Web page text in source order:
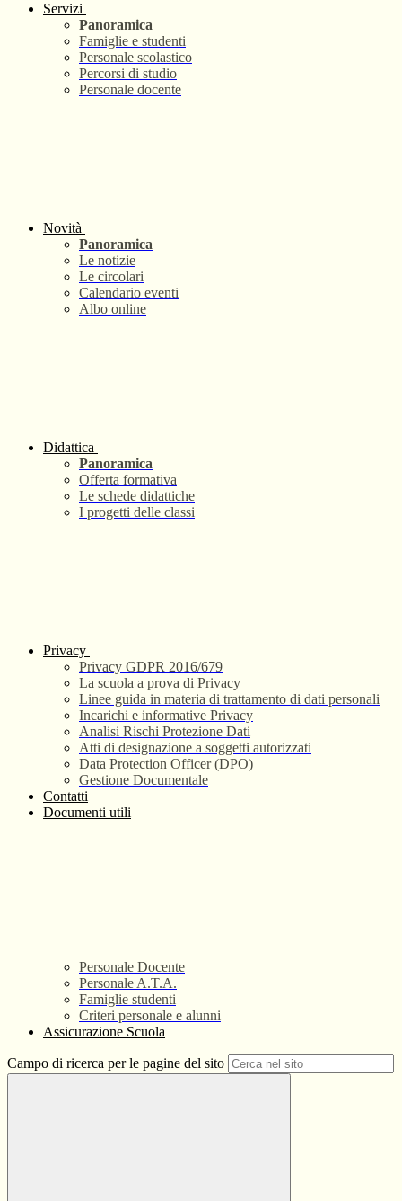
Servizi
Panoramica
Famiglie e studenti
Personale scolastico
Percorsi di studio
Personale docente
Novità
Panoramica
Le notizie
Le circolari
Calendario eventi
Albo online
Didattica
Panoramica
Offerta formativa
Le schede didattiche
I progetti delle classi
Privacy
Privacy GDPR 2016/679
La scuola a prova di Privacy
Linee guida in materia di trattamento di dati personali
Incarichi e informative Privacy
Analisi Rischi Protezione Dati
Atti di designazione a soggetti autorizzati
Data Protection Officer (DPO)
Gestione Documentale
Contatti
Documenti utili
Personale Docente
Personale A.T.A.
Famiglie studenti
Criteri personale e alunni
Assicurazione Scuola
Campo di ricerca per le pagine del sito